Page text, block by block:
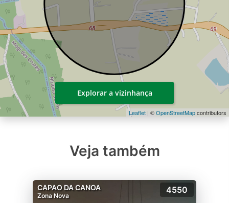
Leaflet | ©OpenStreetMapcontributors
Explorar a vizinhança
Veja também
CAPAO DA CANOA
Zona Nova
4550